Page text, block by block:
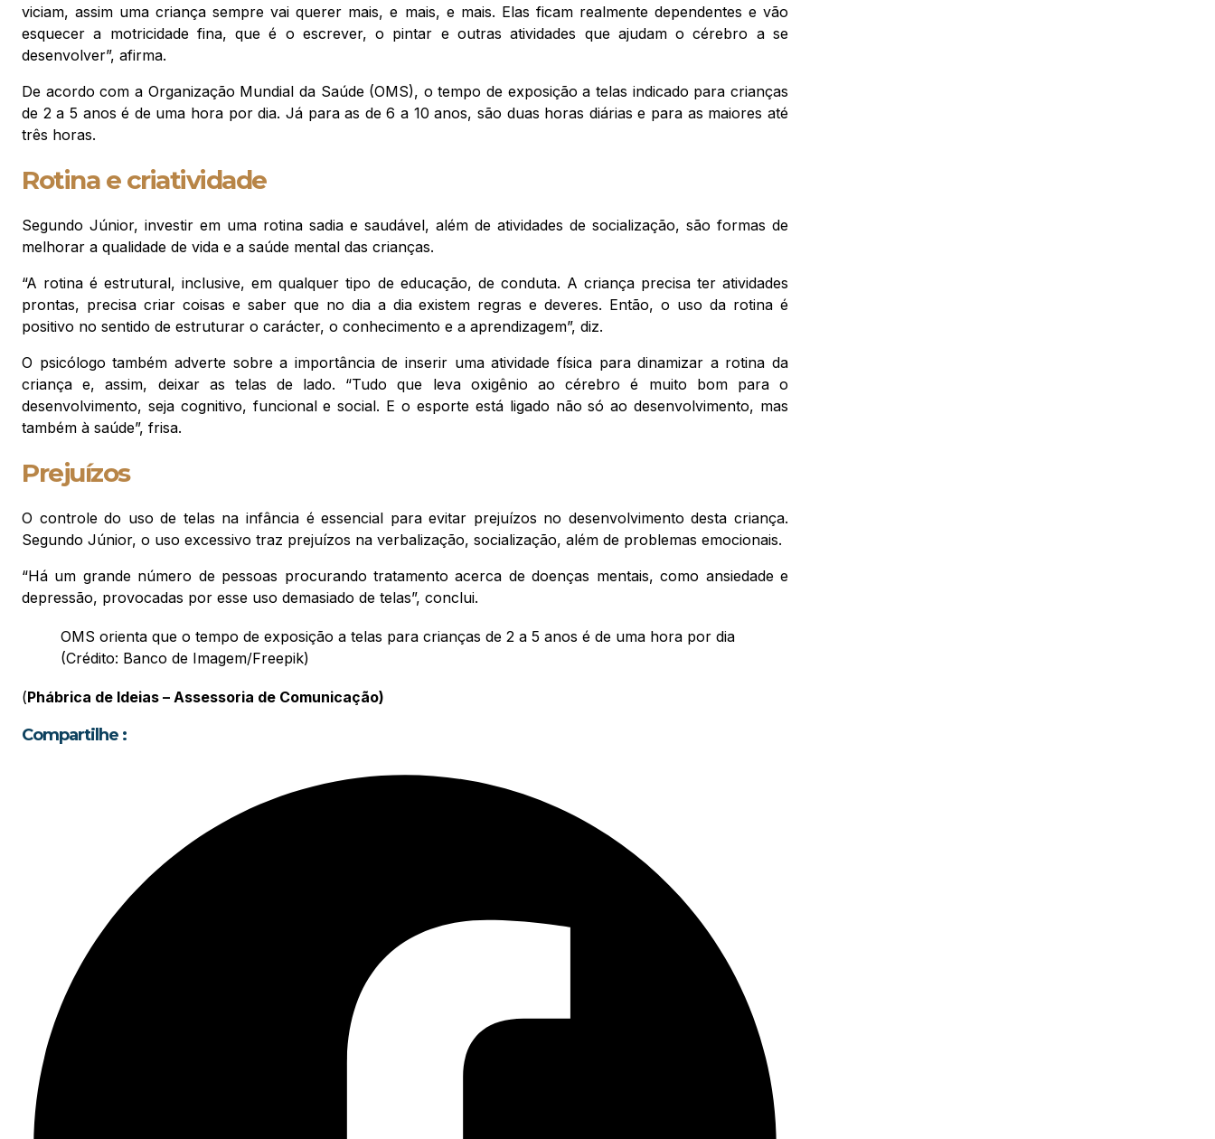
viciam, assim uma criança sempre vai querer mais, e mais, e mais. Elas ficam realmente dependentes e vão
esquecer a motricidade fina, que é o escrever, o pintar e outras atividades que ajudam o cérebro a se
desenvolver”, afirma.
De acordo com a Organização Mundial da Saúde (OMS), o tempo de exposição a telas indicado para crianças
de 2 a 5 anos é de uma hora por dia. Já para as de 6 a 10 anos, são duas horas diárias e para as maiores até
três horas.
Rotina e criatividade
Segundo Júnior, investir em uma rotina sadia e saudável, além de atividades de socialização, são formas de
melhorar a qualidade de vida e a saúde mental das crianças.
“A rotina é estrutural, inclusive, em qualquer tipo de educação, de conduta. A criança precisa ter atividades
prontas, precisa criar coisas e saber que no dia a dia existem regras e deveres. Então, o uso da rotina é
positivo no sentido de estruturar o carácter, o conhecimento e a aprendizagem”, diz.
O psicólogo também adverte sobre a importância de inserir uma atividade física para dinamizar a rotina da
criança e, assim, deixar as telas de lado. “Tudo que leva oxigênio ao cérebro é muito bom para o
desenvolvimento, seja cognitivo, funcional e social. E o esporte está ligado não só ao desenvolvimento, mas
também à saúde”, frisa.
Prejuízos
O controle do uso de telas na infância é essencial para evitar prejuízos no desenvolvimento desta criança.
Segundo Júnior, o uso excessivo traz prejuízos na verbalização, socialização, além de problemas emocionais.
“Há um grande número de pessoas procurando tratamento acerca de doenças mentais, como ansiedade e
depressão, provocadas por esse uso demasiado de telas”, conclui.
OMS orienta que o tempo de exposição a telas para crianças de 2 a 5 anos é de uma hora por dia
(Crédito: Banco de Imagem/Freepik)
(Phábrica de Ideias – Assessoria de Comunicação)
Compartilhe :